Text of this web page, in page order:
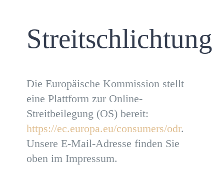
Streitschlichtung
Die Europäische Kommission stellt
eine Plattform zur Online-
Streitbeilegung (OS) bereit:
https://ec.europa.eu/consumers/odr.
Unsere E-Mail-Adresse finden Sie
oben im Impressum.